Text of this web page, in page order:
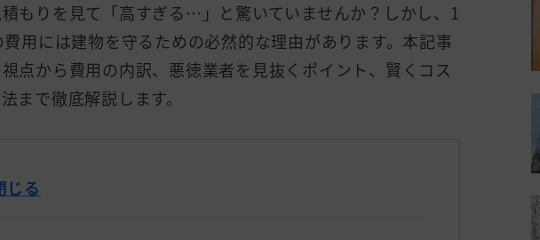
もりを見て「高すぎる…」と驚いていませんか？しかし、1
用には建物を守るための必然的な理由があります。本記事
点から費用の内訳、悪徳業者を見抜くポイント、賢くコス
まで徹底解説します。
じる